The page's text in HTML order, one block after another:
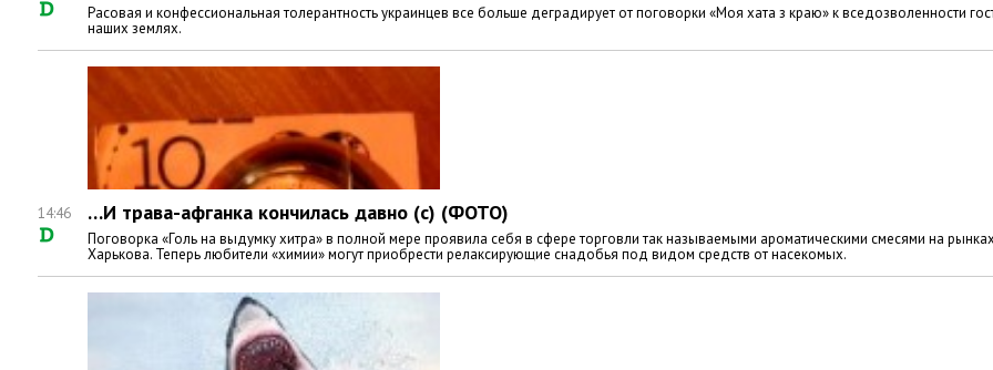
Расовая и конфессиональная толерантность украинцев все больше деградирует от поговорки «Моя хата з краю» к вседозволенности
наших землях.
14:46 …И трава-афганка кончилась давно (с) (ФОТО)
Поговорка «Голь на выдумку хитра» в полной мере проявила себя в сфере торговли так называемыми ароматическими смесями на рынках
Харькова. Теперь любители «химии» могут приобрести релаксирующие снадобья под видом средств от насекомых.